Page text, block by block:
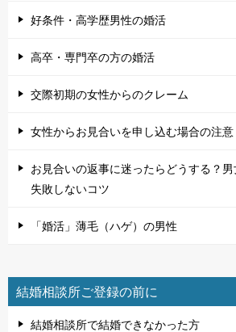
好条件・高学歴男性の婚活
高卒・専門卒の方の婚活
交際初期の女性からのクレーム
女性からお見合いを申し込む場合の注意
お見合いの返事に迷ったらどうする？
失敗しないコツ
「婚活」薄毛（ハゲ）の男性
結婚相談所ご登録の前に
結婚相談所で結婚できなかった方